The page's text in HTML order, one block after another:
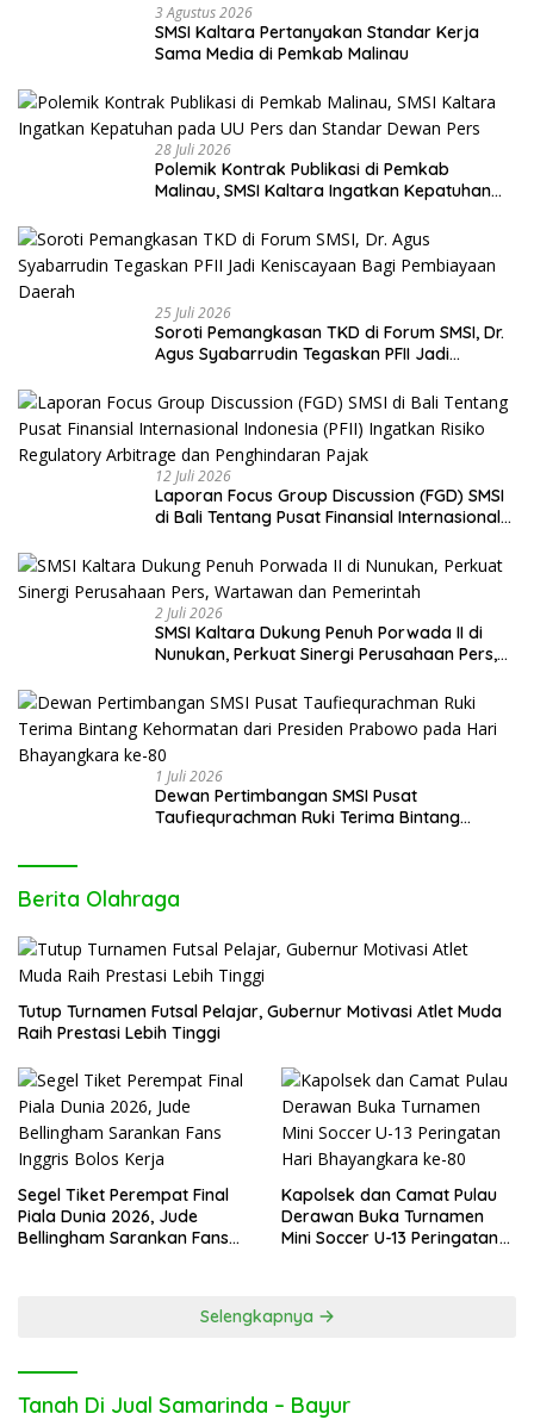
3 Agustus 2026
SMSI Kaltara Pertanyakan Standar Kerja
Sama Media di Pemkab Malinau
28 Juli 2026
Polemik Kontrak Publikasi di Pemkab
Malinau, SMSI Kaltara Ingatkan Kepatuhan
25 Juli 2026
Soroti Pemangkasan TKD di Forum SMSI, Dr.
Agus Syabarrudin Tegaskan PFII Jadi
12 Juli 2026
Laporan Focus Group Discussion (FGD) SMSI
di Bali Tentang Pusat Finansial Internasional
Arbitrage dan Penghindaran Pajak
2 Juli 2026
SMSI Kaltara Dukung Penuh Porwada II di
Nunukan, Perkuat Sinergi Perusahaan Pers,
1 Juli 2026
Dewan Pertimbangan SMSI Pusat
Taufiequrachman Ruki Terima Bintang
Berita Olahraga
Tutup Turnamen Futsal Pelajar, Gubernur Motivasi Atlet Muda
Raih Prestasi Lebih Tinggi
Segel Tiket Perempat Final
Piala Dunia 2026, Jude
Bellingham Sarankan Fans
Kapolsek dan Camat Pulau
Derawan Buka Turnamen
Mini Soccer U-13 Peringatan
Selengkapnya
Tanah Di Jual Samarinda – Bayur